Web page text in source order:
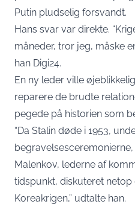
Putin pludselig forsvandt.
Hans svar var direkte.
måneder, tror jeg, måske
han Digi24.
En ny leder ville
reparere de brudte
pegede på historien som
“Da Stalin døde i 1953,
Malenkov, lederne af
tidspunkt, diskuteret netop
Koreakrigen,” udtalte han.